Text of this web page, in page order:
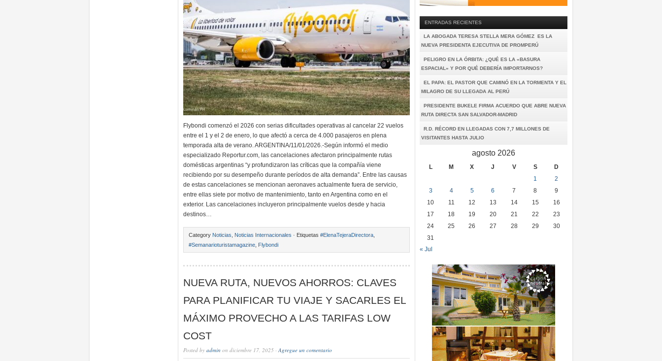
Flybondi comenzó el 2026 con serias dificultades operativas al cancelar 22 vuelos
entre el 1 y el 2 de enero, lo que afectó a cerca de 4.000 pasajeros en plena
temporada alta de verano. ARGENTINA/11/01/2026.-Según informó el medio
especializado Reportur.com, las cancelaciones afectaron principalmente rutas
domésticas argentinas “y profundizaron las críticas que la compañía viene
recibiendo por su desempeño durante períodos de alta demanda”. Entre las causas
de estas cancelaciones se mencionan aeronaves actualmente fuera de servicio,
entre ellas siete por motivo de mantenimiento, tanto en Argentina como en el
exterior. Las cancelaciones incluyeron principalmente vuelos desde y hacia
destinos…
Category Noticias Noticias Internacionales · Etiquetas #ElenaTejeraDirectora
#Semanarioturistamagazine Flybondi
NUEVA RUTA, NUEVOS AHORROS: CLAVES
PARA PLANIFICAR TU VIAJE Y SACARLES EL
MÁXIMO PROVECHO A LAS TARIFAS LOW
COST
Posted by admin on diciembre 17, 2025 ·Agregue un comentario
ENTRADAS RECIENTES
LA ABOGADA TERESA STELLA MERA GÓMEZ ES LA
NUEVA PRESIDENTA EJECUTIVA DE PROMPERÚ
PELIGRO EN LA ÓRBITA: ¿QUÉ ES LA «BASURA
ESPACIAL» Y POR QUÉ DEBERÍA IMPORTARNOS?
EL PAPA: EL PASTOR QUE CAMINÓ EN LA TORMENTA Y EL
MILAGRO DE SU LLEGADA AL PERÚ
PRESIDENTE BUKELE FIRMA ACUERDO QUE ABRE NUEVA
RUTA DIRECTA SAN SALVADOR-MADRID
R.D. RÉCORD EN LLEGADAS CON 7,7 MILLONES DE
VISITANTES HASTA JULIO
agosto 2026
L M X J V S
D
1
2
3
4 5 6 7 8
9
10
11 12 13 14 15
16
17
18 19 20 21 22
23
24
25 26 27 28 29
30
31
« Jul